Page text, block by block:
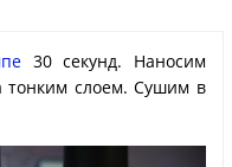
30 секунд. Наносим
тонким слоем. Сушим в